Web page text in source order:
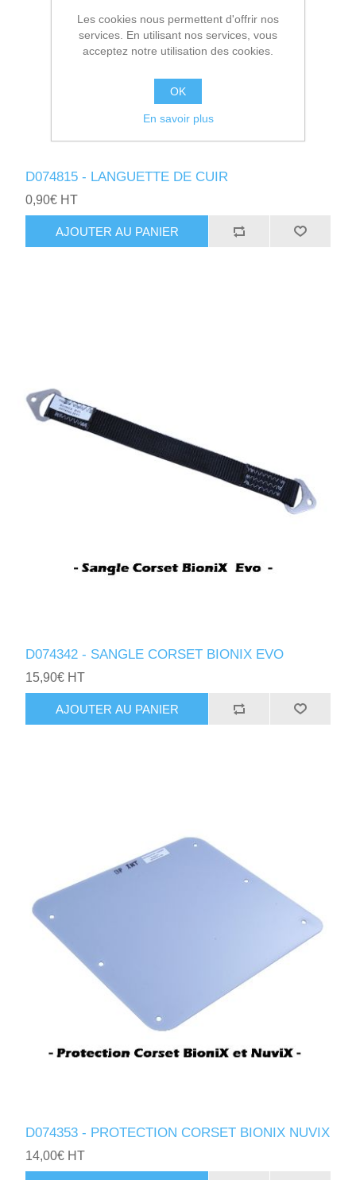
D074815 - LANGUETTE DE CUIR
0,90€ HT
AJOUTER AU PANIER
D074342 - SANGLE CORSET BIONIX EVO
15,90€ HT
AJOUTER AU PANIER
D074353 - PROTECTION CORSET BIONIX NUVIX
14,00€ HT
Les cookies nous permettent d'offrir nos
services. En utilisant nos services, vous
acceptez notre utilisation des cookies.
OK
En savoir plus